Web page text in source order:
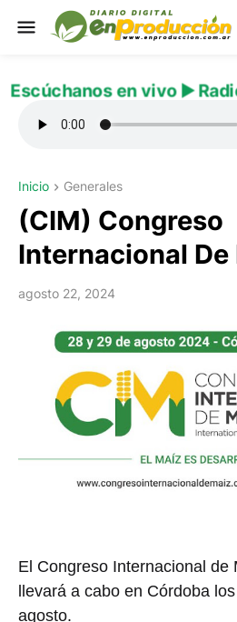
Escúchanos en vivo ▶️
Inicio Generales
(CIM) Congreso
Internacional
agosto 22, 2024
El Congreso Internacional de
llevará a cabo en Córdoba
agosto.